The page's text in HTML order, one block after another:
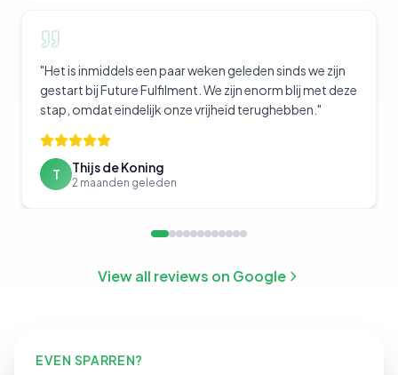
"Het is inmiddels een paar weken geleden sinds we zijn
gestart bij Future Fulfilment. We zijn enorm blij met deze
stap, omdat eindelijk onze vrijheid terughebben. "
T Thijs de Koning
2 maanden geleden
View all reviews on Google
EVEN SPARREN?